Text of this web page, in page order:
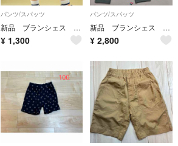
パンツ/スパッツ
新品 ブランシェス DRC カラバリ ハーフ パンツ ズボン ボトム 半 市松
¥ 1,300
パンツ/スパッツ
新品 ブランシェス 後ろポケットつき ABITY ネーム 無地レギンス レギパン
¥ 2,800